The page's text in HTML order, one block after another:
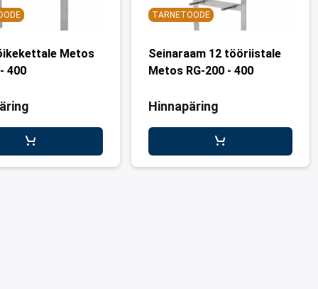
Metos
400
TARNETOODE
Seinaraam 12 tööriistale
Metos RG-200 - 400
Hinnapäring